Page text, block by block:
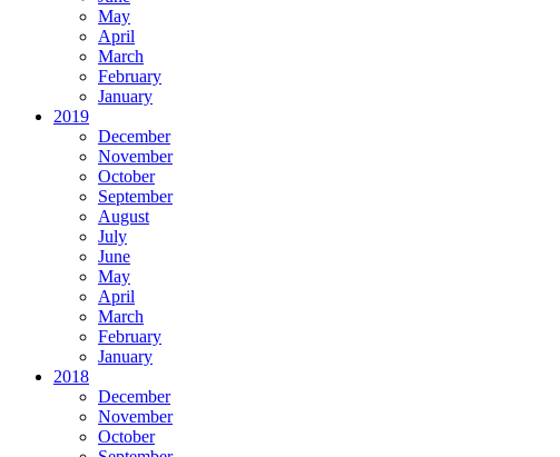
May
April
March
February
January
2019
December
November
October
September
August
July
June
May
April
March
February
January
2018
December
November
October